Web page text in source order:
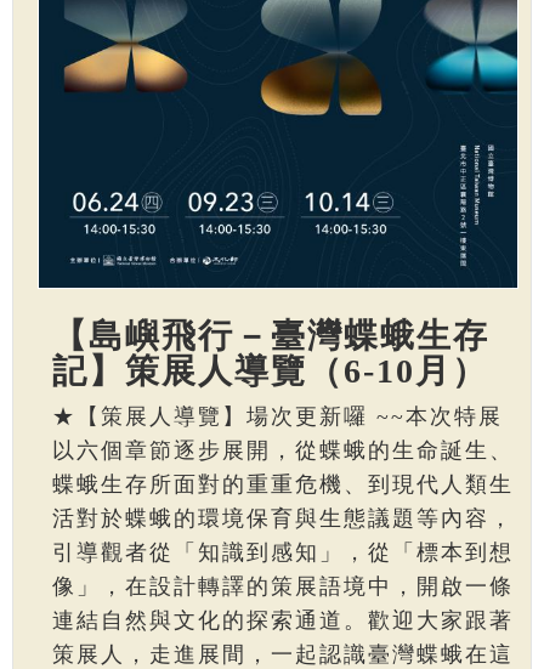
【島嶼飛行－臺灣蝶蛾生存
記】策展人導覽（6-10月）
★【策展人導覽】場次更新囉 ~~本次特展
以六個章節逐步展開，從蝶蛾的生命誕生、
蝶蛾生存所面對的重重危機、到現代人類生
活對於蝶蛾的環境保育與生態議題等內容，
引導觀者從「知識到感知」，從「標本到想
像」，在設計轉譯的策展語境中，開啟一條
連結自然與文化的探索通道。歡迎大家跟著
策展人，走進展間，一起認識臺灣蝶蛾在這